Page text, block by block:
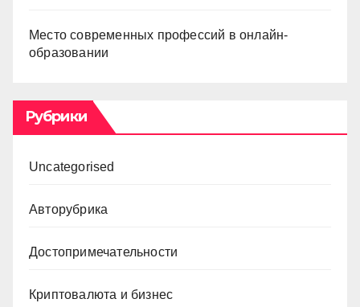
Место современных профессий в онлайн-
образовании
Рубрики
Uncategorised
Авторубрика
Достопримечательности
Криптовалюта и бизнес